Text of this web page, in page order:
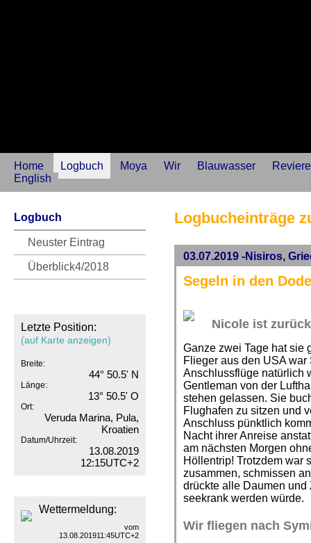
Home Logbuch Moya Wir Blauwasser
Reviere
English
Logbuch
Neuster Eintrag
Überblick4/2018
Letzte Position:
(auf Karte anzeigen)
Breite:
44° 50.5' N
Länge:
13° 50.5' O
Ort:
Veruda Marina, Pula,
Kroatien
Datum/Uhrzeit:
13.08.2019
12:15UTC+2
Wettermeldung:
vom
13.08.201911:45UTC+2
Logbucheinträge
03.07.2019 -Nisiros,
Segeln in den
Nicole ist zurück
Ganze zwei Tage hat sie
Flieger aus den USA
Anschlussflüge natürlich
Gentleman von der
stehen gelassen. Sie
Flughafen zu sitzen und
Anschluss pünktlich
Nacht ihrer Anreise
am nächsten Morgen
Höllentrip! Trotzdem war
zusammen, schmissen
drückte alle Daumen
seekrank werden würde.
Wir fliegen nach